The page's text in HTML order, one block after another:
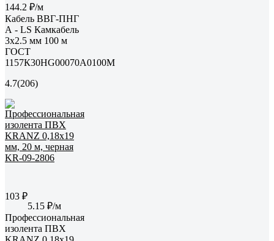
144.2 ₽/м
Кабель ВВГ-ПНГ
А - LS Камкабель
3x2.5 мм 100 м
ГОСТ
1157К30HG00070А0100М
4.7(206)
103 ₽
5.15 ₽/м
Профессиональная
изолента ПВХ